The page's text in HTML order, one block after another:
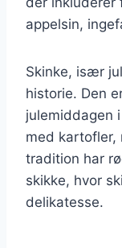
appelsin,
Skinke, især
historie. Den
julemiddagen
med kartofler,
tradition har
skikke, hvor
delikatesse.